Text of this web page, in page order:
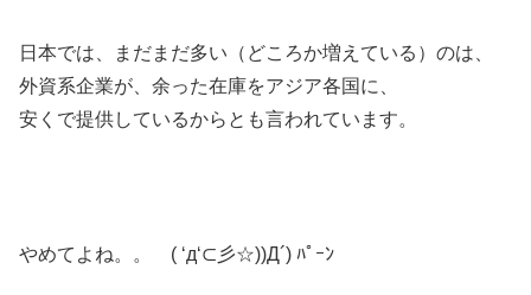
日本では、まだまだ多い（どころか増えている）のは、
外資系企業が、余った在庫をアジア各国に、
安くで提供しているからとも言われています。
やめてよね。。 ( ‘д‘⊂彡☆))Д´) ﾊﾟｰﾝ